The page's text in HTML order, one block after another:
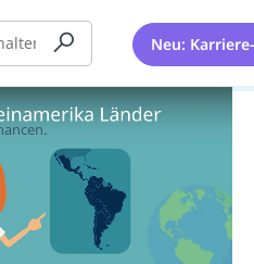
Neu: